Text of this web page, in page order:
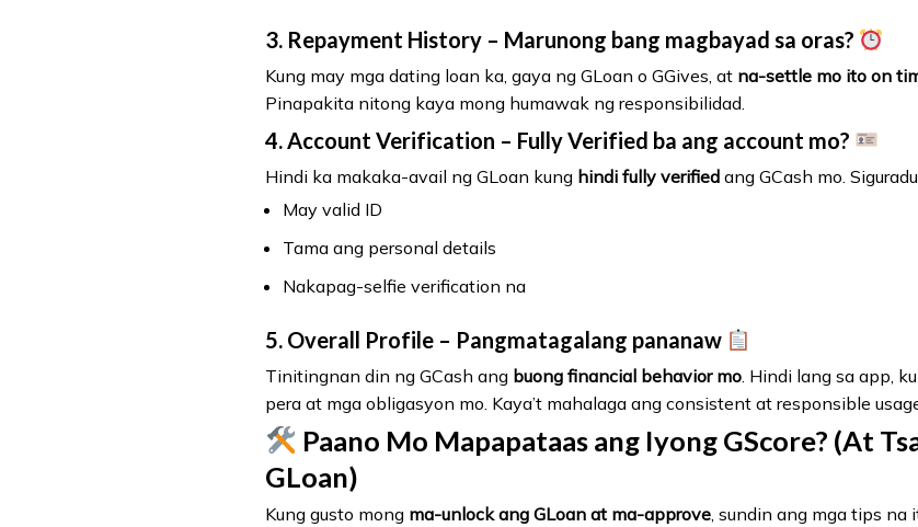
3. Repayment History – Marunong bang magbayad sa oras?
Kung may mga dating loan ka, gaya ng GLoan o GGives, at na-settle mo ito on
Pinapakita nitong kaya mong humawak ng responsibilidad.
4.Account Verification – Fully Verified ba ang account mo?
Hindi ka makaka-avail ng GLoan kung hindi fully verified ang GCash mo.
May valid ID
Tama ang personal details
Nakapag-selfie verification na
5. Overall Profile – Pangmatagalang pananaw
Tinitingnan din ng GCash ang buong financial behavior mo. Hindi lang sa app,
pera at mga obligasyon mo. Kaya’t mahalaga ang consistent at responsible
Paano Mo Mapapataas ang Iyong GScore? (At
GLoan)
Kung gusto mong ma-unlock ang GLoan at ma-approve, sundin ang mga tips na